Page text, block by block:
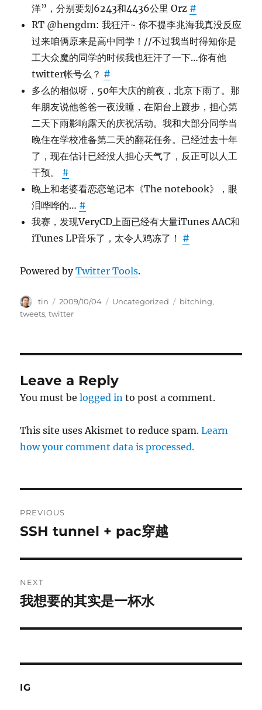
洋”，分别要划6243和4436公里 Orz #
RT @hengdm: 我狂汗~ 你不提李兆海我真没反应
过来咱俩原来是高中同学！//不过我当时得知你是
工大众魔的同学的时候我也狂汗了一下…你有他
twitter帐号么？ #
多么的相似呀，50年大庆的前夜，北京下雨了。那
年朋友说他爸爸一夜没睡，在阳台上踱步，担心第
二天下雨影响露天的庆祝活动。我和大部分同学当
晚住在学校准备第二天的翻花任务。已经过去十年
了，现在估计已经没人担心天气了，反正可以人工
干预。 #
晚上和老婆看恋恋笔记本《The notebook》，眼
泪哗哗的… #
我赛，发现VeryCD上面已经有大量iTunes AAC和
iTunes LP音乐了，太令人鸡冻了！ #
Powered byTwitter Tools.
Author
tin
Posted
on
2009/10/04 Categories
Uncategorized Tags
bitching,
tweets,twitter
Leave a Reply
You must belogged in to post a comment.
This site uses Akismet to reduce spam.Learn
how your comment data is processed.
navigation
PREVIOUS
Previous
SSH tunnel + pac穿越
NEXT
Next
我想要的其实是一杯水
IG